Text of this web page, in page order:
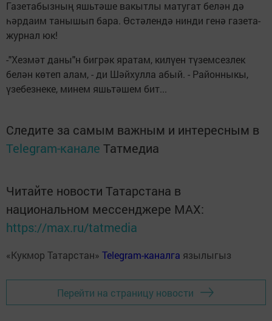
Газетабызның яшьтәше вакытлы матугат белән дә
һәрдаим танышып бара. Өстәлендә нинди генә газета-
журнал юк!
-"Хезмәт даны"н бигрәк яратам, килүен түземсезлек
белән көтеп алам, - ди Шәйхулла абый. - Районныкы,
үзебезнеке, минем яшьтәшем бит...
Следите за самым важным и интересным в
Telegram-канале Татмедиа
Читайте новости Татарстана в
национальном мессенджере MАХ:
https://max.ru/tatmedia
«Кукмор Татарстан» Telegram-каналга язылыгыз
Перейти на страницу новости